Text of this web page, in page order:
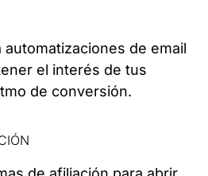
de email
el interés de tus
de conversión.